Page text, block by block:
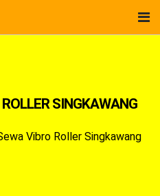
SINGKAWANG
Vibro Roller Singkawang